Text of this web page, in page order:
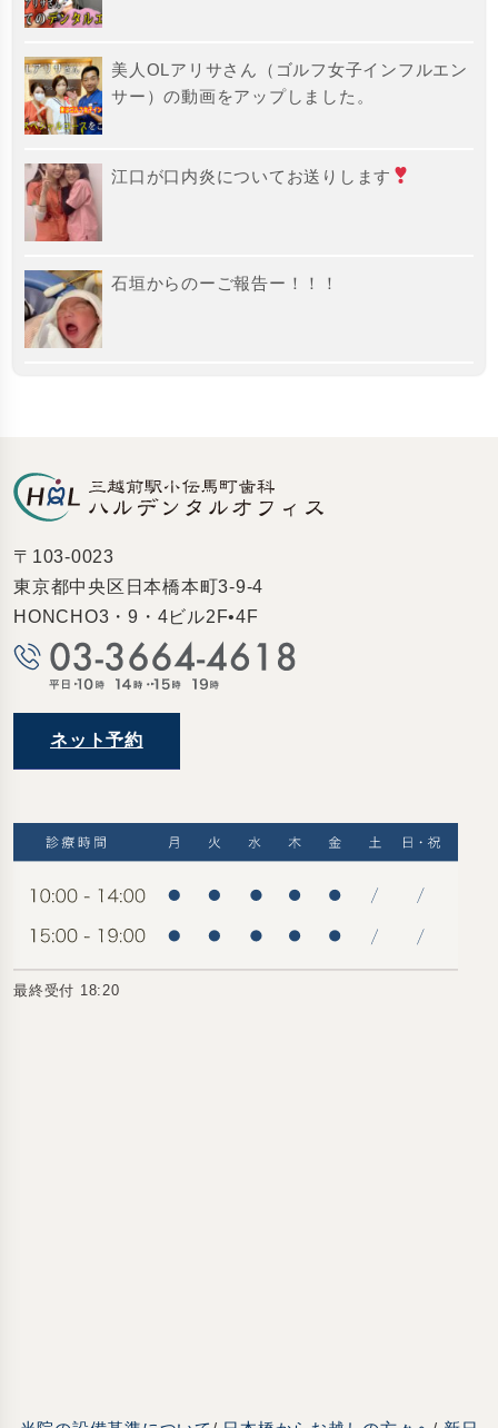
美人OLアリサさん（ゴルフ女子インフルエン
サー）の動画をアップしました。
江口が口内炎についてお送りします
石垣からのーご報告ー！！！
〒103-0023
東京都中央区日本橋本町3-9-4
HONCHO3・9・4ビル2F•4F
ネット予約
最終受付 18:20